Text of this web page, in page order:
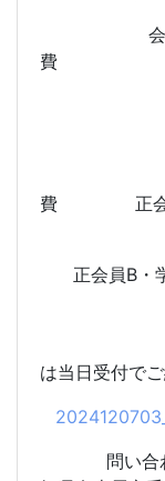
費
費
正
正会員B ・
は当日受付で
問い合